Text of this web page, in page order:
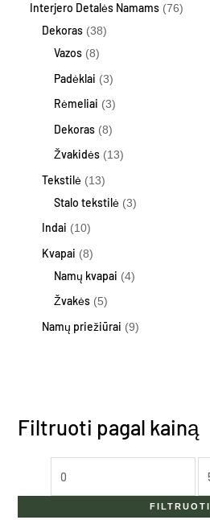
Interjero Detalės Namams 76
Dekoras 38
Vazos 8
Padėklai 3
Rėmeliai 3
Dekoras 8
Žvakidės 13
Tekstilė 13
Stalo tekstilė 3
Indai 10
Kvapai 8
Namų kvapai 4
Žvakės 5
Namų priežiūrai 9
Filtruoti pagal kainą
FILTRUOTI